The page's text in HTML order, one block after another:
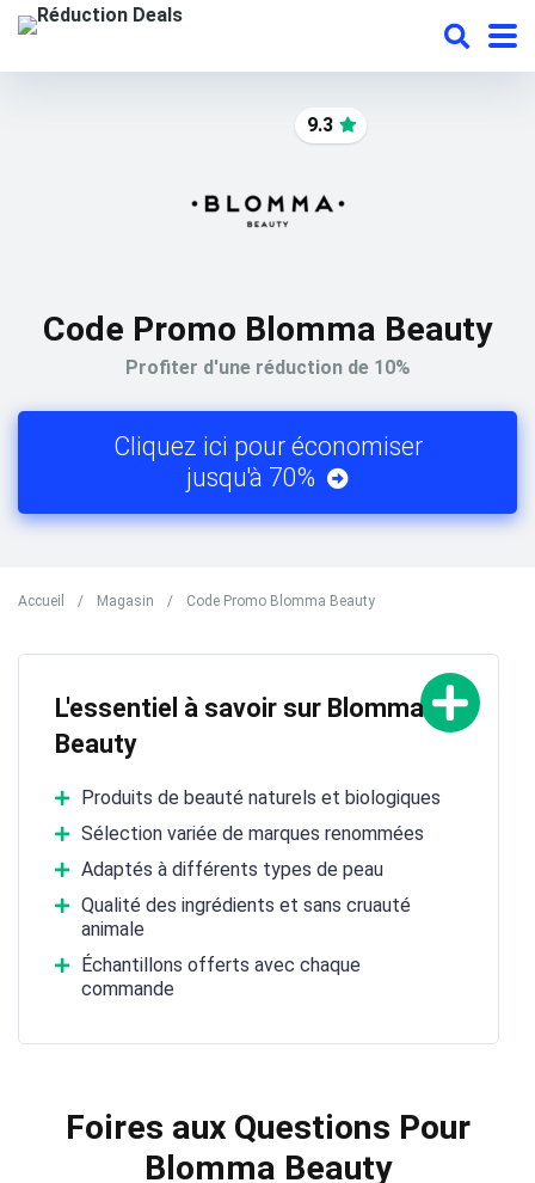
9.3
Code Promo Blomma Beauty
Profiter d'une réduction de 10%
Cliquez ici pour économiser
jusqu'à 70%
Accueil / Magasin / Code Promo Blomma Beauty
L'essentiel à savoir sur Blomma
Beauty
Produits de beauté naturels et biologiques
Sélection variée de marques renommées
Adaptés à différents types de peau
Qualité des ingrédients et sans cruauté
animale
Échantillons offerts avec chaque
commande
Foires aux Questions Pour
Blomma Beauty